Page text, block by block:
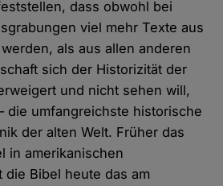
dass obwohl bei
viel mehr Texte aus
als aus allen anderen
sich der Historizität der
und nicht sehen will,
die umfangreichste historische
der alten Welt. Früher das
in amerikanischen
die Bibel heute das am